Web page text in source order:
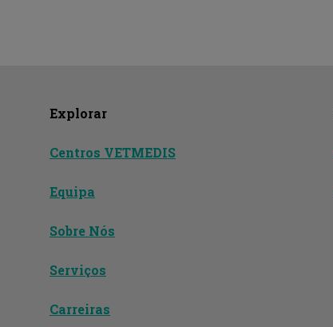
Explorar
Centros VETMEDIS
Equipa
Sobre Nós
Serviços
Carreiras